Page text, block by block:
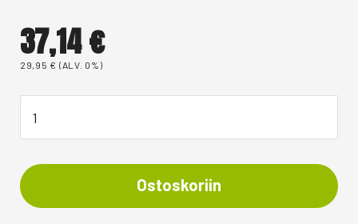
37,14€
29,95 € (ALV. 0%)
Ostoskoriin